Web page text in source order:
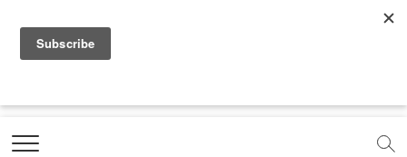
a
e
b
o
t
.
o
e
t
t
Marketing Oops!
DIGITAL | CREATIVE | ADVERTISING | CAMPAIGN |